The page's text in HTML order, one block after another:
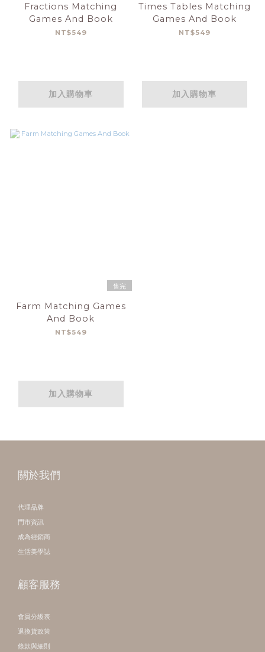
Fractions Matching
Games And Book
NT$549
加入購物車
Times Tables Matching
Games And Book
NT$549
加入購物車
售完
Farm Matching Games
And Book
NT$549
加入購物車
關於我們
代理品牌
門市資訊
成為經銷商
生活美學誌
顧客服務
會員分級表
退換貨政策
條款與細則